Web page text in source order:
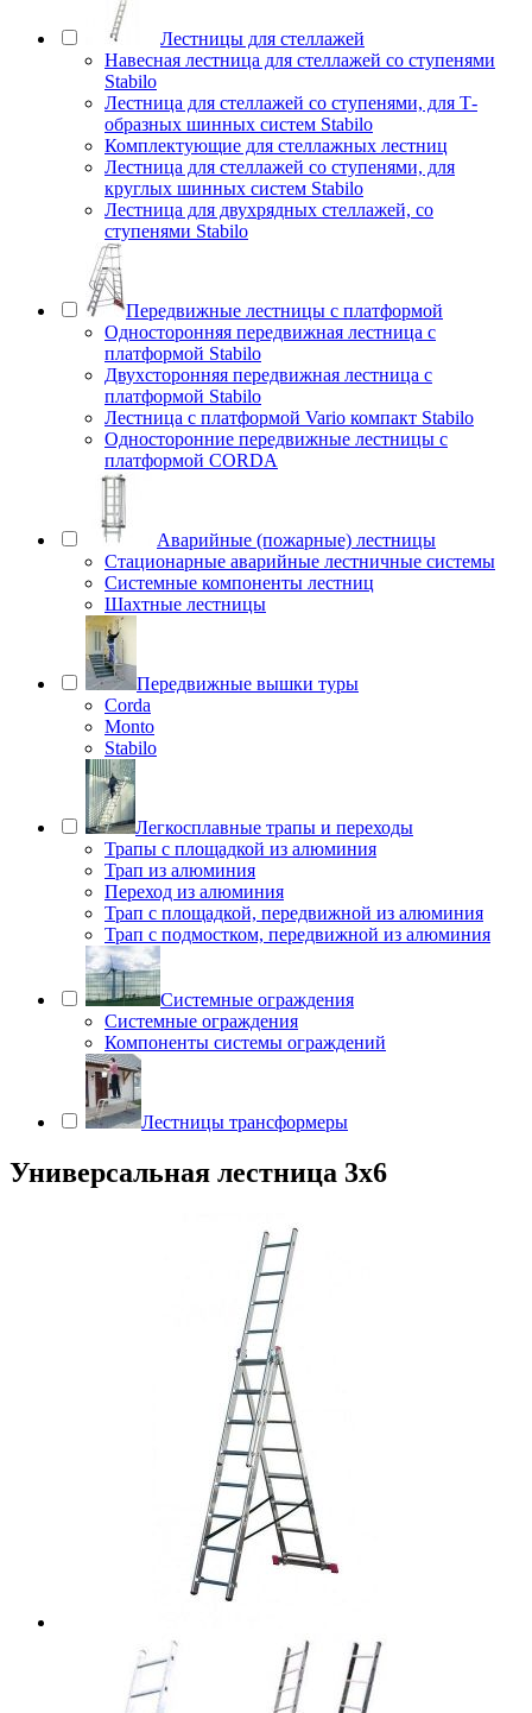
Лестницы для стеллажей
Навесная лестница для стеллажей со ступенями
Stabilo
Лестница для стеллажей со ступенями, для Т-
образных шинных систем Stabilo
Комплектующие для стеллажных лестниц
Лестница для стеллажей со ступенями, для
круглых шинных систем Stabilo
Лестница для двухрядных стеллажей, со
ступенями Stabilo
Передвижные лестницы с платформой
Односторонняя передвижная лестница с
платформой Stabilo
Двухсторонняя передвижная лестница с
платформой Stabilo
Лестница с платформой Vario компакт Stabilo
Односторонние передвижные лестницы с
платформой CORDA
Аварийные (пожарные) лестницы
Стационарные аварийные лестничные системы
Системные компоненты лестниц
Шахтные лестницы
Передвижные вышки туры
Corda
Monto
Stabilo
Легкосплавные трапы и переходы
Трапы с площадкой из алюминия
Трап из алюминия
Переход из алюминия
Трап с площадкой, передвижной из алюминия
Трап с подмостком, передвижной из алюминия
Системные ограждения
Системные ограждения
Компоненты системы ограждений
Лестницы трансформеры
Универсальная лестница 3х6